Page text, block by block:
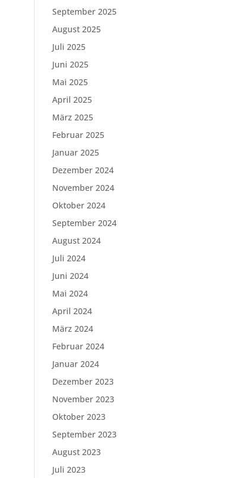
September 2025
August 2025
Juli 2025
Juni 2025
Mai 2025
April 2025
März 2025
Februar 2025
Januar 2025
Dezember 2024
November 2024
Oktober 2024
September 2024
August 2024
Juli 2024
Juni 2024
Mai 2024
April 2024
März 2024
Februar 2024
Januar 2024
Dezember 2023
November 2023
Oktober 2023
September 2023
August 2023
Juli 2023